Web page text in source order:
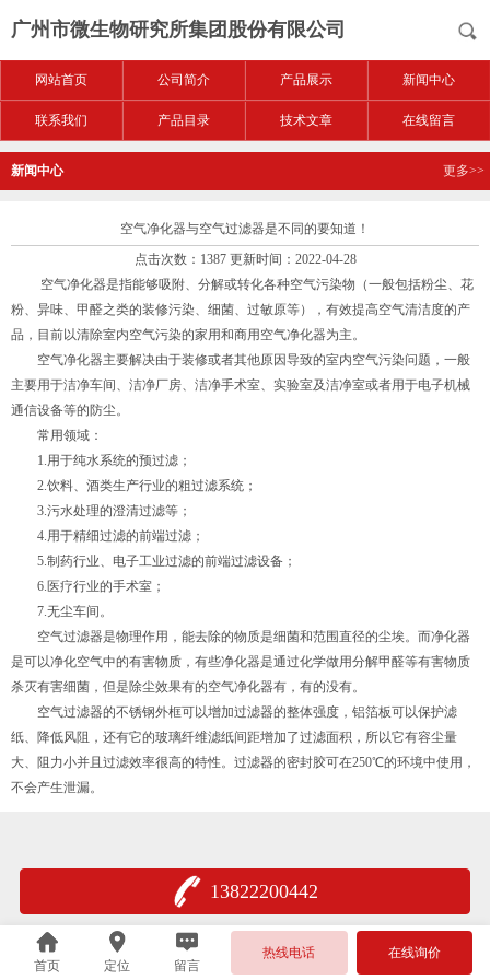
广州市微生物研究所集团股份有限公司
网站首页 公司简介 产品展示 新闻中心
联系我们 产品目录 技术文章 在线留言
新闻中心 更多>>
空气净化器与空气过滤器是不同的要知道！
点击次数：1387 更新时间：2022-04-28
空气净化器是指能够吸附、分解或转化各种空气污染物（一般包括粉尘、花
粉、异味、甲醛之类的装修污染、细菌、过敏原等），有效提高空气清洁度的产
品，目前以清除室内空气污染的家用和商用空气净化器为主。
空气净化器主要解决由于装修或者其他原因导致的室内空气污染问题，一般
主要用于洁净车间、洁净厂房、洁净手术室、实验室及洁净室或者用于电子机械
通信设备等的防尘。
常用领域：
1.用于纯水系统的预过滤；
2.饮料、酒类生产行业的粗过滤系统；
3.污水处理的澄清过滤等；
4.用于精细过滤的前端过滤；
5.制药行业、电子工业过滤的前端过滤设备；
6.医疗行业的手术室；
7.无尘车间。
空气过滤器是物理作用，能去除的物质是细菌和范围直径的尘埃。而净化器
是可以净化空气中的有害物质，有些净化器是通过化学做用分解甲醛等有害物质
杀灭有害细菌，但是除尘效果有的空气净化器有，有的没有。
空气过滤器的不锈钢外框可以增加过滤器的整体强度，铝箔板可以保护滤
纸、降低风阻，还有它的玻璃纤维滤纸间距增加了过滤面积，所以它有容尘量
大、阻力小并且过滤效率很高的特性。过滤器的密封胶可在250℃的环境中使用，
不会产生泄漏。
13822200442
首页 定位 留言
热线电话 在线询价